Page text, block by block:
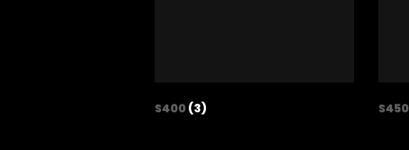
S400 (3) S450